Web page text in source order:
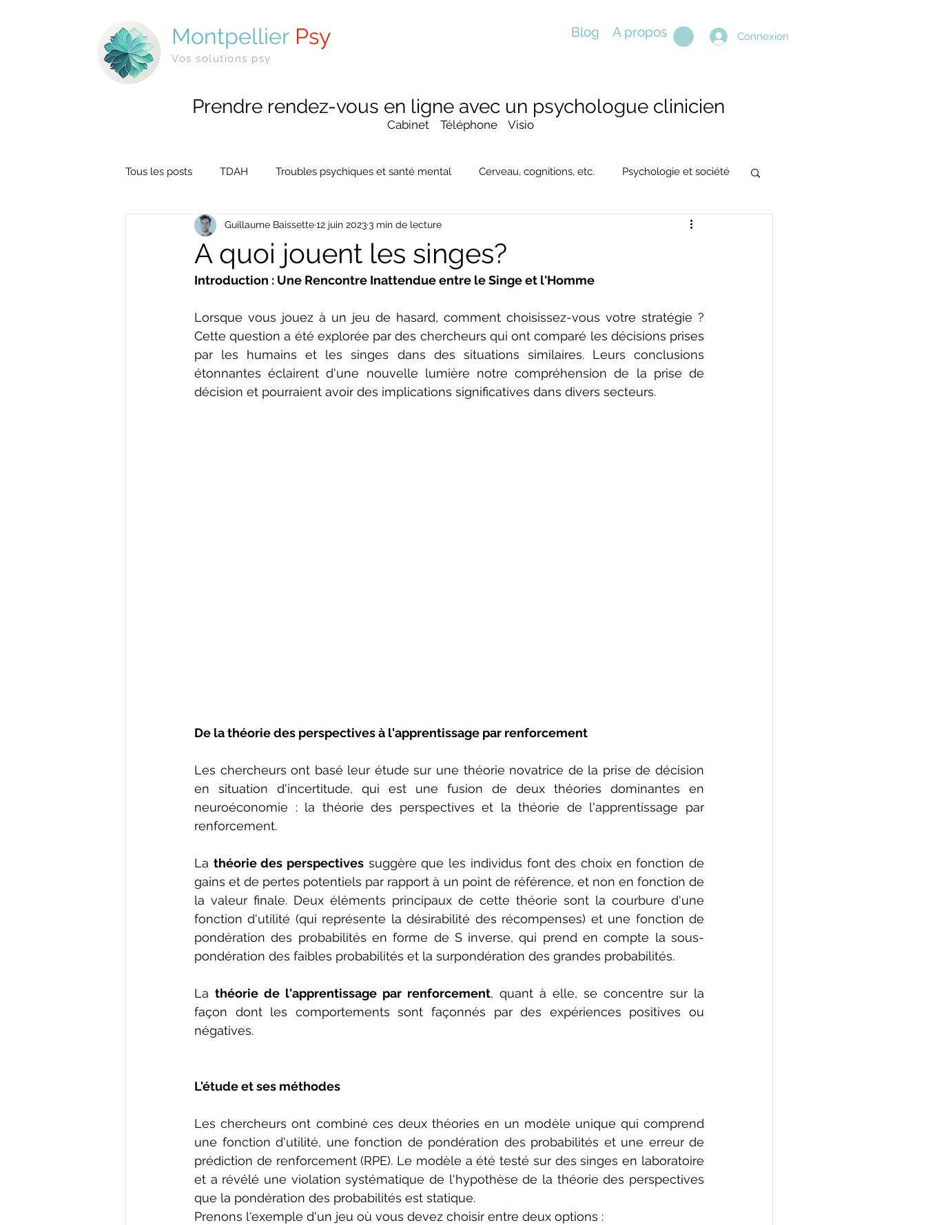
Montpellier Psy
Vos solutions psy
Blog A propos Connexion
Prendre rendez-vous en ligne avec un psychologue clinicien
Cabinet Téléphone Visio
Tous les posts TDAH Troubles psychiques et santé mental Cerveau, cognitions, etc. Psychologie et société
A quoi jouent les singes?
Guillaume Baissette12 juin 20233 min de lecture
Introduction : Une Rencontre Inattendue entre le Singe et l'Homme
Lorsque vous jouez à un jeu de hasard, comment choisissez-vous votre stratégie ?
Cette question a été explorée par des chercheurs qui ont comparé les décisions prises
par les humains et les singes dans des situations similaires. Leurs conclusions
étonnantes éclairent d'une nouvelle lumière notre compréhension de la prise de
décision et pourraient avoir des implications significatives dans divers secteurs.
De la théorie des perspectives à l'apprentissage par renforcement
Les chercheurs ont basé leur étude sur une théorie novatrice de la prise de décision
en situation d'incertitude, qui est une fusion de deux théories dominantes en
neuroéconomie : la théorie des perspectives et la théorie de l'apprentissage par
renforcement.
La théorie des perspectives suggère que les individus font des choix en fonction de
gains et de pertes potentiels par rapport à un point de référence, et non en fonction de
la valeur finale. Deux éléments principaux de cette théorie sont la courbure d'une
fonction d'utilité (qui représente la désirabilité des récompenses) et une fonction de
pondération des probabilités en forme de S inverse, qui prend en compte la sous-
pondération des faibles probabilités et la surpondération des grandes probabilités.
La théorie de l'apprentissage par renforcement, quant à elle, se concentre sur la
façon dont les comportements sont façonnés par des expériences positives ou
négatives.
L'étude et ses méthodes
Les chercheurs ont combiné ces deux théories en un modèle unique qui comprend
une fonction d'utilité, une fonction de pondération des probabilités et une erreur de
prédiction de renforcement (RPE). Le modèle a été testé sur des singes en laboratoire
et a révélé une violation systématique de l'hypothèse de la théorie des perspectives
que la pondération des probabilités est statique.
Prenons l'exemple d'un jeu où vous devez choisir entre deux options :